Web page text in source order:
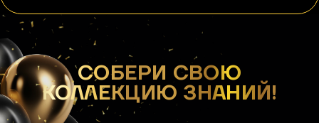
СОБЕРИ СВОЮ
КОЛЛЕКЦИЮ ЗНАНИЙ!